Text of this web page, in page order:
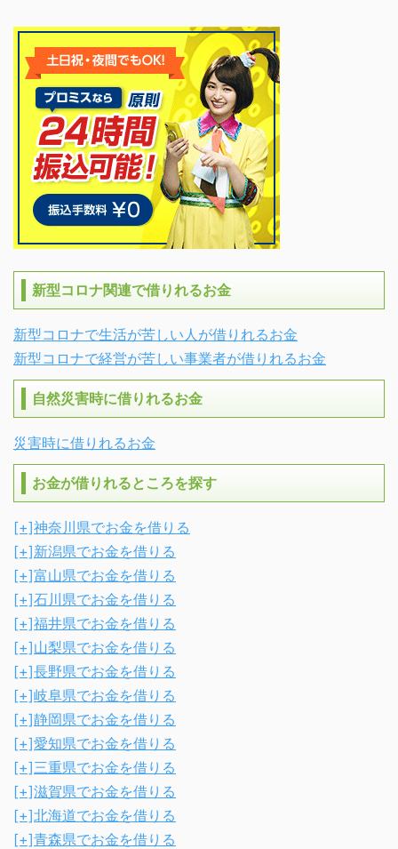
新型コロナ関連で借りれるお金
新型コロナで生活が苦しい人が借りれるお金
新型コロナで経営が苦しい事業者が借りれるお金
自然災害時に借りれるお金
災害時に借りれるお金
お金が借りれるところを探す
[+]神奈川県でお金を借りる
[+]新潟県でお金を借りる
[+]富山県でお金を借りる
[+]石川県でお金を借りる
[+]福井県でお金を借りる
[+]山梨県でお金を借りる
[+]長野県でお金を借りる
[+]岐阜県でお金を借りる
[+]静岡県でお金を借りる
[+]愛知県でお金を借りる
[+]三重県でお金を借りる
[+]滋賀県でお金を借りる
[+]北海道でお金を借りる
[+]青森県でお金を借りる